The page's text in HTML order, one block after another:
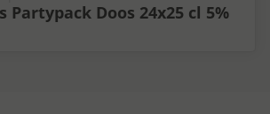
Partypack Doos 24x25 cl 5%